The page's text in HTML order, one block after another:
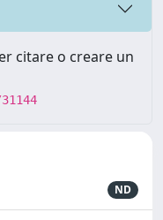
citare o creare un
ND